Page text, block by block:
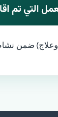
التي تم
ضمن نشاطات